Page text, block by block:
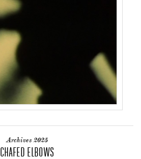
Archives 2025
CHAFED ELBOWS